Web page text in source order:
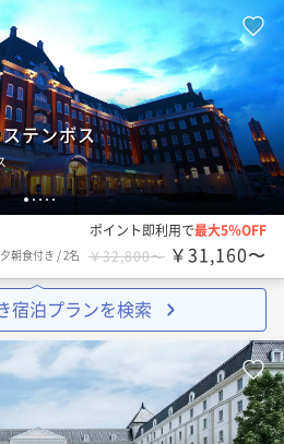
1 2345
テンボス
ポイント即利用で最大5％OFF
夕朝食付き /2名 ￥32,800〜 ￥31,160〜
宿泊プランを検索